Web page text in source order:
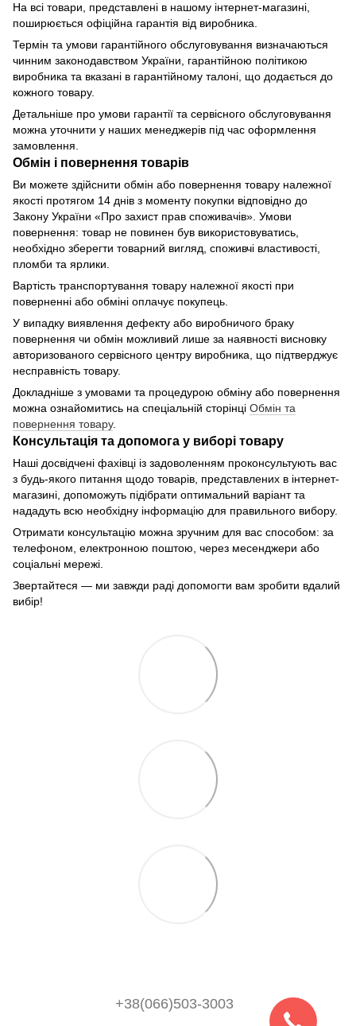
На всі товари, представлені в нашому інтернет-магазині,
поширюється офіційна гарантія від виробника.
Термін та умови гарантійного обслуговування визначаються
чинним законодавством України, гарантійною політикою
виробника та вказані в гарантійному талоні, що додається до
кожного товару.
Детальніше про умови гарантії та сервісного обслуговування
можна уточнити у наших менеджерів під час оформлення
замовлення.
Обмін і повернення товарів
Ви можете здійснити обмін або повернення товару належної
якості протягом 14 днів з моменту покупки відповідно до
Закону України «Про захист прав споживачів». Умови
повернення: товар не повинен був використовуватись,
необхідно зберегти товарний вигляд, споживчі властивості,
пломби та ярлики.
Вартість транспортування товару належної якості при
поверненні або обміні оплачує покупець.
У випадку виявлення дефекту або виробничого браку
повернення чи обмін можливий лише за наявності висновку
авторизованого сервісного центру виробника, що підтверджує
несправність товару.
Докладніше з умовами та процедурою обміну або повернення
можна ознайомитись на спеціальній сторінці Обмін та
повернення товару.
Консультація та допомога у виборі товару
Наші досвідчені фахівці із задоволенням проконсультують вас
з будь-якого питання щодо товарів, представлених в інтернет-
магазині, допоможуть підібрати оптимальний варіант та
нададуть всю необхідну інформацію для правильного вибору.
Отримати консультацію можна зручним для вас способом: за
телефоном, електронною поштою, через месенджери або
соціальні мережі.
Звертайтеся — ми завжди раді допомогти вам зробити вдалий
вибір!
+38(066)503-3003